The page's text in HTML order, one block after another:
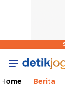
Home Berita